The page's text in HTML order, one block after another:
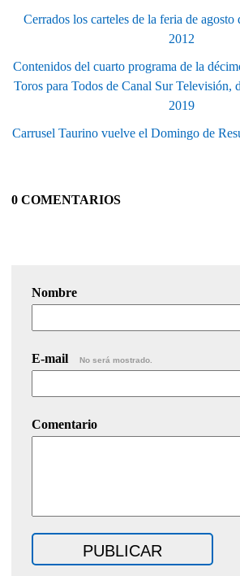
Cerrados los carteles de la feria de
2012
Contenidos del cuarto programa de la
Toros para Todos de Canal Sur Televisión,
2019
Carrusel Taurino vuelve el Domingo de
0 COMENTARIOS
Nombre
E-mail No será mostrado.
Comentario